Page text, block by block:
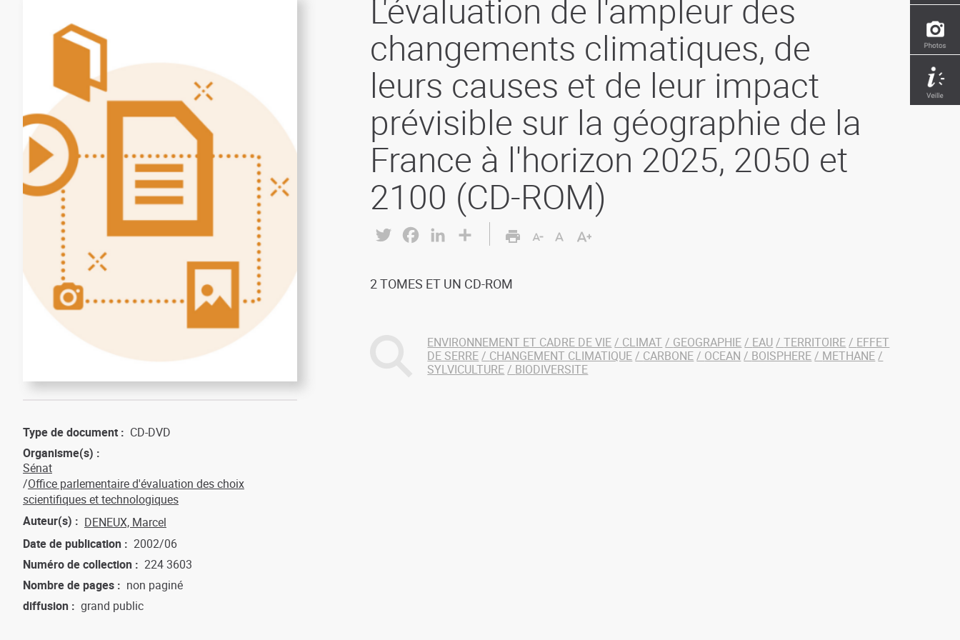
L'évaluation de l'ampleur des
changements climatiques, de
leurs causes et de leur impact
prévisible sur la géographie de la
France à l'horizon 2025, 2050 et
2100 (CD-ROM)
Twitter FacebookLinkedIn
2 TOMES ET UN CD-ROM
ENVIRONNEMENT ET CADRE DE VIE CLIMAT GEOGRAPHIE EAU TERRITOIRE
EFFET
DE SERRE
CHANGEMENT CLIMATIQUE CARBONE OCEAN BOISPHERE
METHANE
SYLVICULTURE
BIODIVERSITE
Type de document
CD-DVD
Organisme(s)
Sénat
Office parlementaire d'évaluation des choix
scientifiques et technologiques
Auteur(s)
DENEUX, Marcel
Date de publication
2002/06
Numéro de collection
2243603
Nombre de pages
non paginé
diffusion
grand public